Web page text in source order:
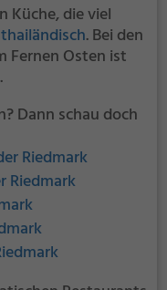
Küche, die viel
thailändisch. Bei den
Fernen Osten ist
Dann schau doch
Riedmark
Riedmark